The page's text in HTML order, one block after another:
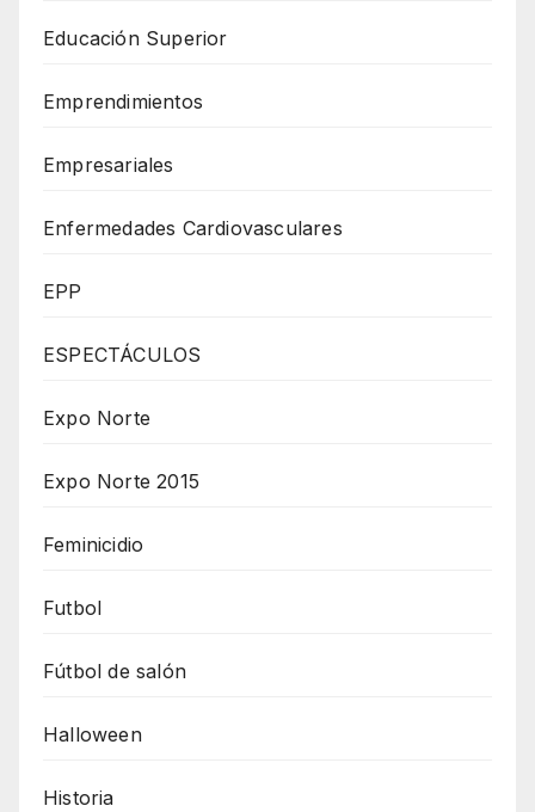
Educación Superior
Emprendimientos
Empresariales
Enfermedades Cardiovasculares
EPP
ESPECTÁCULOS
Expo Norte
Expo Norte 2015
Feminicidio
Futbol
Fútbol de salón
Halloween
Historia